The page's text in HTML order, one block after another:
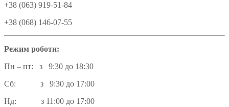
+38 (063) 919-51-84
+38 (068) 146-07-55
Режим роботи:
Пн – пт: з 9:30 до 18:30
Сб: з 9:30 до 17:00
Нд: з 11:00 до 17:00